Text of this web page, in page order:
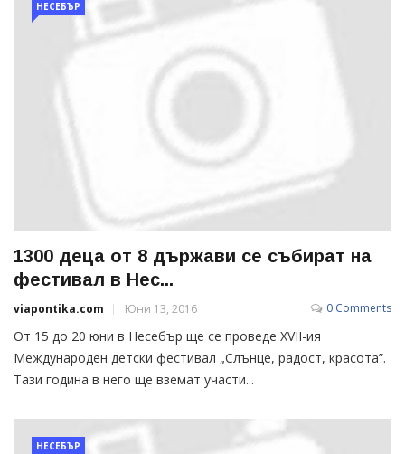
НЕСЕБЪР
1300 деца от 8 държави се събират на
фестивал в Нес...
viapontika.com Юни 13, 2016 0 Comments
От 15 до 20 юни в Несебър ще се проведе ХVІІ-ия
Международен детски фестивал „Слънце, радост, красота”.
Тази година в него ще вземат участи...
НЕСЕБЪР